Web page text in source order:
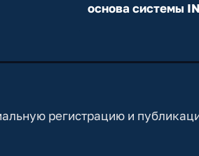
основа системы
регистрацию и